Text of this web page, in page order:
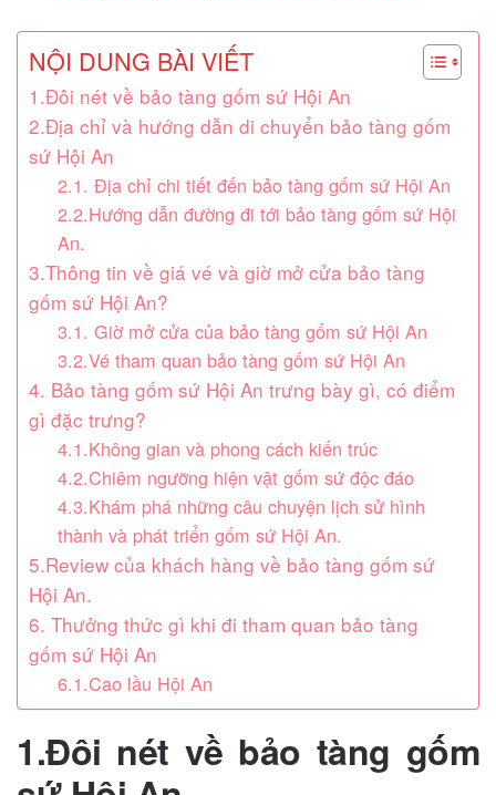
NỘI DUNG BÀI VIẾT
1.Đôi nét về bảo tàng gốm sứ Hội An
2.Địa chỉ và hướng dẫn di chuyển bảo tàng gốm
sứ Hội An
2.1. Địa chỉ chi tiết đến bảo tàng gốm sứ Hội An
2.2.Hướng dẫn đường đi tới bảo tàng gốm sứ Hội
An.
3.Thông tin về giá vé và giờ mở cửa bảo tàng
gốm sứ Hội An?
3.1. Giờ mở cửa của bảo tàng gốm sứ Hội An
3.2.Vé tham quan bảo tàng gốm sứ Hội An
4. Bảo tàng gốm sứ Hội An trưng bày gì, có điểm
gì đặc trưng?
4.1.Không gian và phong cách kiến trúc
4.2.Chiêm ngưỡng hiện vật gốm sứ độc đáo
4.3.Khám phá những câu chuyện lịch sử hình
thành và phát triển gốm sứ Hội An.
5.Review của khách hàng về bảo tàng gốm sứ
Hội An.
6. Thưởng thức gì khi đi tham quan bảo tàng
gốm sứ Hội An
6.1.Cao lầu Hội An
1.Đôi nét về bảo tàng gốm